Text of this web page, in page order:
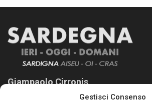
Gestisci Consenso
Giampaolo Cirronis
Sardegna Ieri-Oggi-Domani nasce per